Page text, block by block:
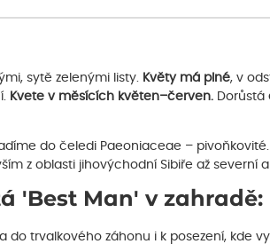
sytě zelenými listy. Květy má plné, v
Kvete v měsících květen–červen. Dorůstá
do čeledi Paeoniaceae –
z oblasti jihovýchodní Sibiře až severní
'Best Man' v zahradě:
do trvalkového záhonu i k posezení, kde